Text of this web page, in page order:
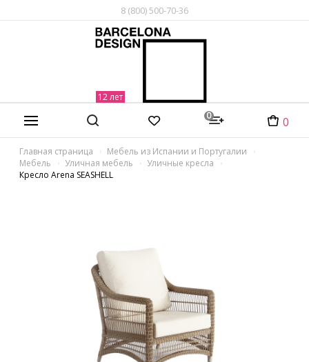
8 (800) 500-70-36
0 0
Главная страница
Мебель из Испании и Португалии
Мебель
Уличная мебель
Уличные кресла
Кресло Arena SEASHELL